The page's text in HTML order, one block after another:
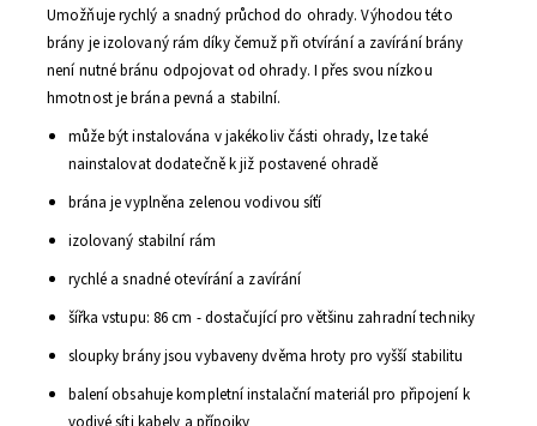
Umožňujerychlý a snadný průchod do ohrady. Výhodou této
brány je izolovaný rám díky čemuž při otvírání a zavírání brány
není nutné bránu odpojovat od ohrady. I přes svou nízkou
hmotnost je brána pevná a stabilní.
může být instalována v jakékoliv části ohrady,lze také
nainstalovatdodatečněkjiž postavené ohradě
brána je vyplněna zelenou vodivou síťí
izolovaný stabilnírám
rychlé a snadnéotevírání a zavírání
šířka vstupu: 86cm -dostačující pro většinu zahradní techniky
sloupky brány jsou vybaveny dvěma hroty pro vyšší stabilitu
balení obsahujekompletní instalační materiál pro připojení k